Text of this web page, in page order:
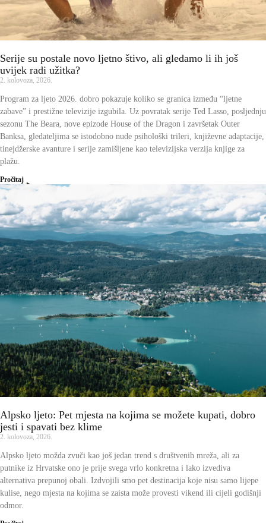
Serije su postale novo ljetno štivo, ali gledamo li ih još
uvijek radi užitka?
2. kolovoza, 2026.
Program za ljeto 2026. dobro pokazuje koliko se granica između “ljetne
zabave” i prestižne televizije izgubila. Uz povratak serije Ted Lasso, posljednju
sezonu The Beara, nove epizode House of the Dragon i završetak Outer
Banksa, gledateljima se istodobno nude psihološki trileri, književne adaptacije,
tinejdžerske avanture i serije zamišljene kao televizijska verzija knjige za
plažu.
Pročitaj
Alpsko ljeto: Pet mjesta na kojima se možete kupati, dobro
jesti i spavati bez klime
2. kolovoza, 2026.
Alpsko ljeto možda zvuči kao još jedan trend s društvenih mreža, ali za
putnike iz Hrvatske ono je prije svega vrlo konkretna i lako izvediva
alternativa prepunoj obali. Izdvojili smo pet destinacija koje nisu samo lijepe
kulise, nego mjesta na kojima se zaista može provesti vikend ili cijeli godišnji
odmor.